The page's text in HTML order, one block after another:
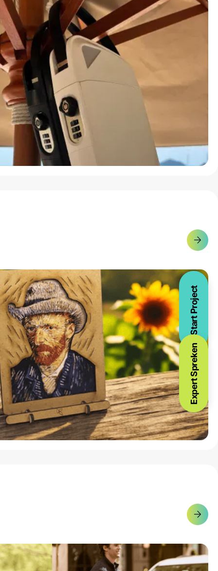
Start Project
Expert Spreken